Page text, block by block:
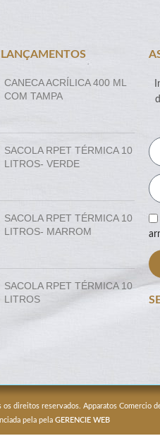
CANECA ACRÍLICA 400 ML
COM TAMPA
SACOLA RPET TÉRMICA 10
LITROS- VERDE
SACOLA RPET TÉRMICA 10
LITROS- MARROM
SACOLA RPET TÉRMICA 10
LITROS
direitos reservados. Apparatos Comercio
pela pela GERENCIE WEB